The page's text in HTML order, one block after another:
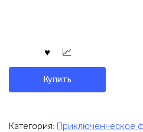
Купить
Категория: Приключенческое